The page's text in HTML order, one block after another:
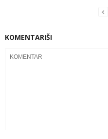
KOMENTARIŠI